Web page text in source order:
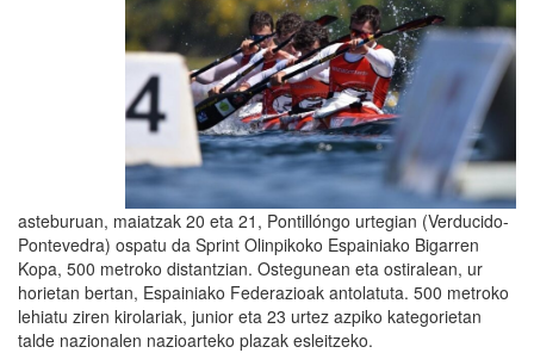
asteburuan, maiatzak 20 eta 21, Pontillóngo urtegian (Verducido-
Pontevedra) ospatu da Sprint Olinpikoko Espainiako Bigarren
Kopa, 500 metroko distantzian. Ostegunean eta ostiralean, ur
horietan bertan, Espainiako Federazioak antolatuta. 500 metroko
lehiatu ziren kirolariak, junior eta 23 urtez azpiko kategorietan
talde nazionalen nazioarteko plazak esleitzeko.